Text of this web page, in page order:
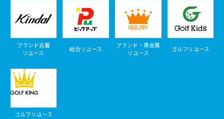
ブランド古着
リユース
総合リユース
ブランド・貴金属
リユース
ゴルフリユース
ゴルフリユース